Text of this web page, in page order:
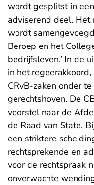
wordt gesplitst in
adviserend deel.
wordt
Beroep en het
bedrijfsleven.’ In de
in het
CRvB-zaken onder
gerechtshoven. De
voorstel naar de
de Raad van State.
een striktere
rechtsprekende en
voor de rechtspraak
onverwachte